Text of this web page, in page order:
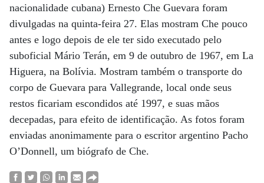
nacionalidade cubana) Ernesto Che Guevara foram
divulgadas na quinta-feira 27. Elas mostram Che pouco
antes e logo depois de ele ter sido executado pelo
suboficial Mário Terán, em 9 de outubro de 1967, em La
Higuera, na Bolívia. Mostram também o transporte do
corpo de Guevara para Vallegrande, local onde seus
restos ficariam escondidos até 1997, e suas mãos
decepadas, para efeito de identificação. As fotos foram
enviadas anonimamente para o escritor argentino Pacho
O’Donnell, um biógrafo de Che.